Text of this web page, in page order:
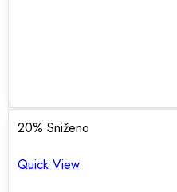
20% Sniženo
Quick View